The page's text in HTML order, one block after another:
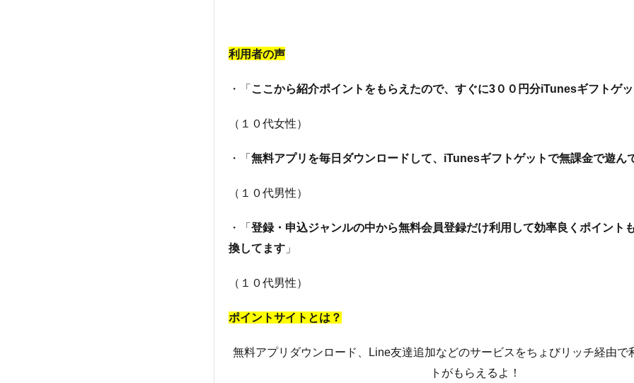
利用者の声
・「 ここから紹介ポイントをもらえたので、すぐに3００円分iTunesギフトゲ
（１０代女性）
・「 無料アプリを毎日ダウンロードして、iTunesギフトゲットで無課金で遊ん
（１０代男性）
・「 登録・申込ジャンルの中から無料会員登録だけ利用して効率良くポイント
換してます 」
（１０代男性）
ポイントサイトとは？
無料アプリダウンロード、Line友達追加などのサービスをちょびリッチ経由で
トがもらえるよ！